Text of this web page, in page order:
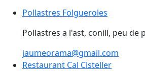
Pollastres Folgueroles
Pollastres a l'ast, conill, peu de
jaumeorama@gmail.com
Restaurant Cal Cisteller